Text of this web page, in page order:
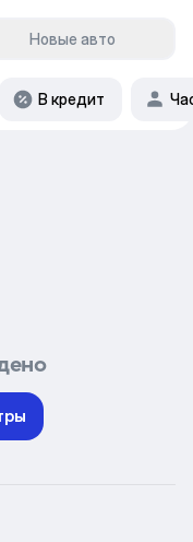
Новые авто
В кредит